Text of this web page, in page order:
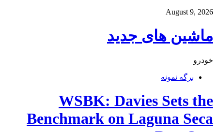
August 9, 2026
ماشین های جدید
خودرو
برگه نمونه
WSBK: Davies Sets the
Benchmark on Laguna Seca